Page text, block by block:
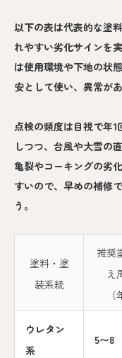
以下の表は代表的な塗
れやすい劣化サインを
は使用環境や下地の状
安として使い、異常が
点検の頻度は目視で年
しつつ、台風や大雪の
亀裂やコーキングの劣
すいので、早めの補修
う。
塗料・塗
装系統
推奨
え
（
ウレタン
系
5〜8